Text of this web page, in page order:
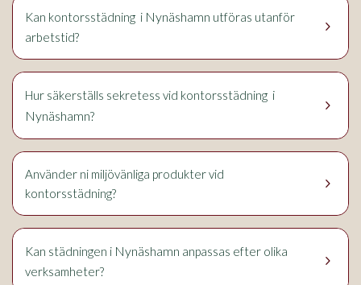
keyboard_arrow_right
Kan kontorsstädning i Nynäshamn utföras utanför
arbetstid?
keyboard_arrow_right
Hur säkerställs sekretess vid kontorsstädning i
Nynäshamn?
keyboard_arrow_right
Använder ni miljövänliga produkter vid
kontorsstädning?
keyboard_arrow_right
Kan städningen i Nynäshamn anpassas efter olika
verksamheter?